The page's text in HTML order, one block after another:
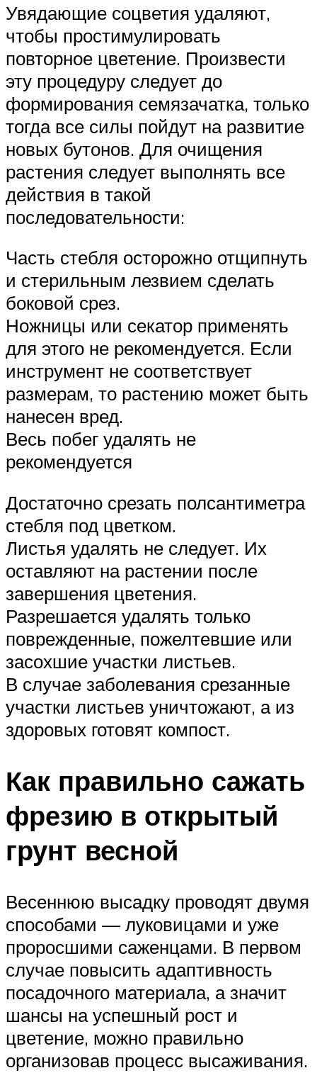
Увядающие соцветия удаляют,
чтобы простимулировать
повторное цветение. Произвести
эту процедуру следует до
формирования семязачатка, только
тогда все силы пойдут на развитие
новых бутонов. Для очищения
растения следует выполнять все
действия в такой
последовательности:
Часть стебля осторожно отщипнуть
и стерильным лезвием сделать
боковой срез.
Ножницы или секатор применять
для этого не рекомендуется. Если
инструмент не соответствует
размерам, то растению может быть
нанесен вред.
Весь побег удалять не
рекомендуется
Достаточно срезать полсантиметра
стебля под цветком.
Листья удалять не следует. Их
оставляют на растении после
завершения цветения.
Разрешается удалять только
поврежденные, пожелтевшие или
засохшие участки листьев.
В случае заболевания срезанные
участки листьев уничтожают, а из
здоровых готовят компост.
Как правильно сажать
фрезию в открытый
грунт весной
Весеннюю высадку проводят двумя
способами — луковицами и уже
проросшими саженцами. В первом
случае повысить адаптивность
посадочного материала, а значит
шансы на успешный рост и
цветение, можно правильно
организовав процесс высаживания.